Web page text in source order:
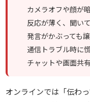
カメラオフや顔が
反応が薄く、聞い
発言がかぶっても
通信トラブル時に
チャットや画面共
オンラインでは「伝わ